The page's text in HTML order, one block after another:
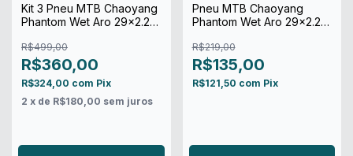
Kit 3 Pneu MTB Chaoyang
Phantom Wet Aro 29x2.20
R$499,00
R$360,00
R$324,00 com Pix
2 x de R$180,00 sem juros
Pneu MTB Chaoyang
Phantom Wet Aro 29x2.20
R$219,00
R$135,00
R$121,50 com Pix